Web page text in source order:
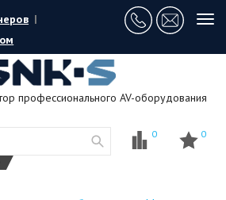
|
профессионального AV-оборудования
0 0